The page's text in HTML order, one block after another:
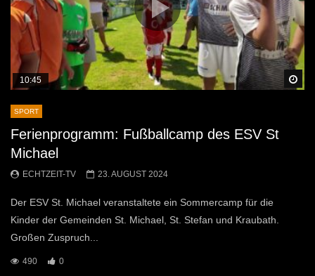
10:45
SPORT
Ferienprogramm: Fußballcamp des ESV St
Michael
ECHTZEIT-TV 23. AUGUST 2024
Der ESV St. Michael veranstaltete ein Sommercamp für die
Kinder der Gemeinden St. Michael, St. Stefan und Kraubath.
Großen Zuspruch...
490 0